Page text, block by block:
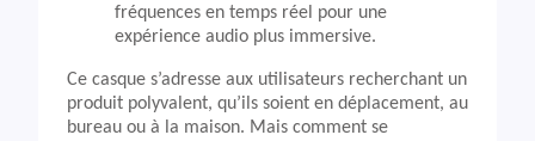
fréquences en temps réel pour une
expérience audio plus immersive.
Ce casque s’adresse aux utilisateurs recherchant un
produit polyvalent, qu’ils soient en déplacement, au
bureau ou à la maison. Mais comment se